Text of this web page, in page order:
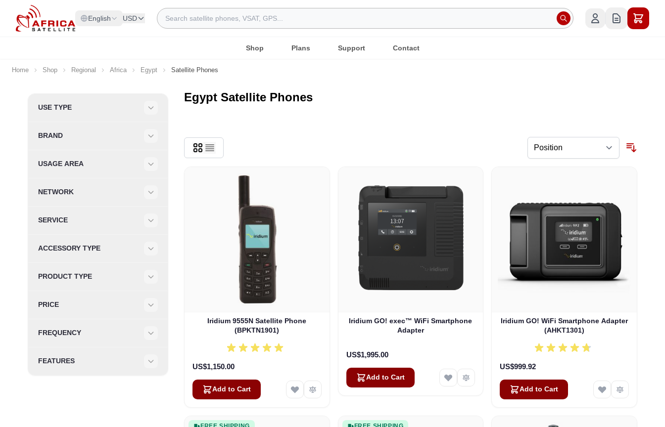
Skip to Content
English USD
Search
Shop Plans Support Contact
Home Shop Regional Africa Egypt Satellite Phones
Skip to product list
USE TYPE
BRAND
USAGE AREA
NETWORK
SERVICE
ACCESSORY TYPE
PRODUCT TYPE
PRICE
FREQUENCY
FEATURES
Egypt Satellite Phones
Iridium 9555N Satellite Phone
(BPKTN1901)
US$1,150.00
Add to Cart
Iridium GO! exec™ WiFi Smartphone
Adapter
US$1,995.00
Add to Cart
Iridium GO! WiFi Smartphone Adapter
(AHKT1301)
US$999.92
Add to Cart